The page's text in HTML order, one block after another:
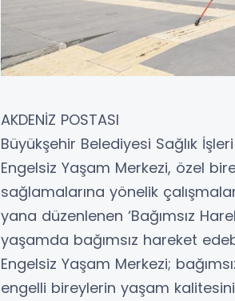
AKDENİZ POSTASI
Büyükşehir Belediyesi Sağlık
Engelsiz Yaşam Merkezi, özel
sağlamalarına yönelik
yana düzenlenen ‘Bağımsız
yaşamda bağımsız hareket
Engelsiz Yaşam Merkezi;
engelli bireylerin yaşam